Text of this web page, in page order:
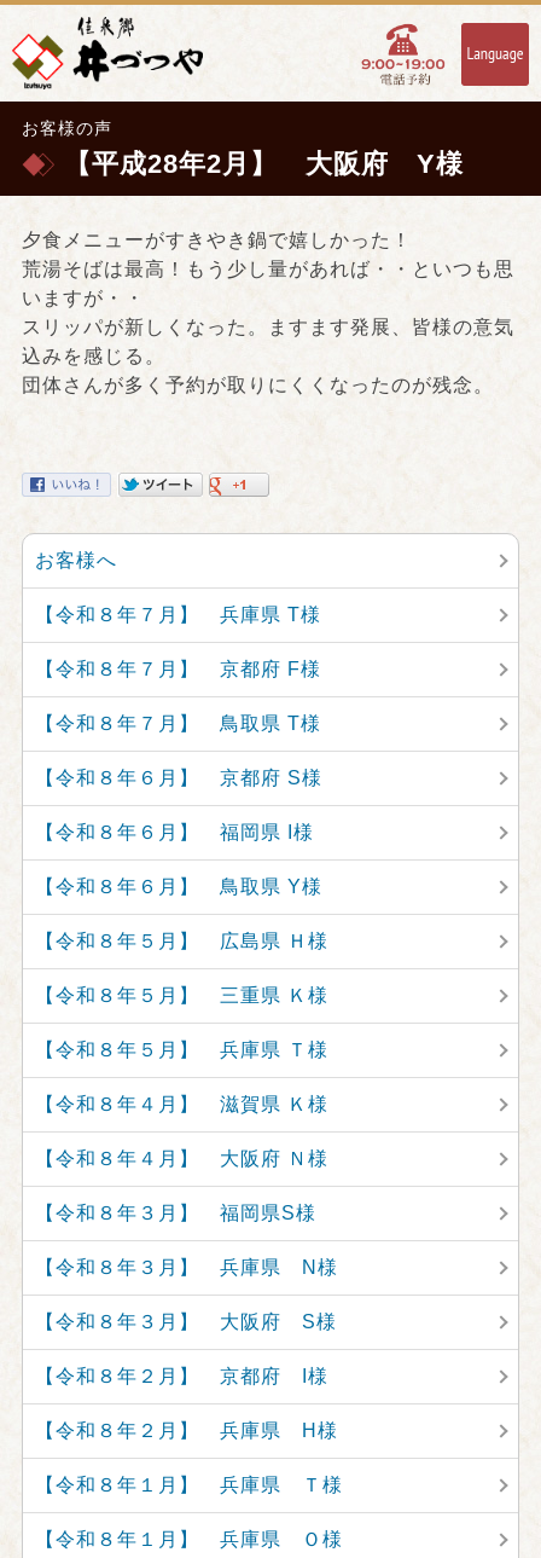
お客様の声
【平成28年2月】 大阪府 Y様
夕食メニューがすきやき鍋で嬉しかった！
荒湯そばは最高！もう少し量があれば・・といつも思
いますが・・
スリッパが新しくなった。ますます発展、皆様の意気
込みを感じる。
団体さんが多く予約が取りにくくなったのが残念。
お客様へ
【令和８年７月】 兵庫県 T様
【令和８年７月】 京都府 F様
【令和８年７月】 鳥取県 T様
【令和８年６月】 京都府 S様
【令和８年６月】 福岡県 I様
【令和８年６月】 鳥取県 Y様
【令和８年５月】 広島県 Ｈ様
【令和８年５月】 三重県 Ｋ様
【令和８年５月】 兵庫県 Ｔ様
【令和８年４月】 滋賀県 Ｋ様
【令和８年４月】 大阪府 Ｎ様
【令和８年３月】 福岡県S様
【令和８年３月】 兵庫県 N様
【令和８年３月】 大阪府 S様
【令和８年２月】 京都府 I様
【令和８年２月】 兵庫県 H様
【令和８年１月】 兵庫県 Ｔ様
【令和８年１月】 兵庫県 Ｏ様